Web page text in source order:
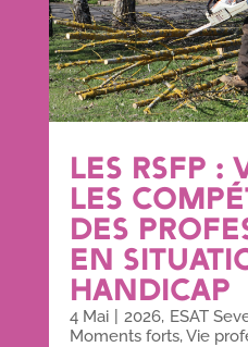
LES RSFP :
LES
DES
EN
HANDICAP
4 Mai 2026, ESAT
Moments forts,Vie